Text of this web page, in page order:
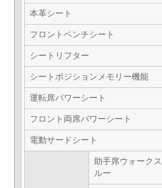
本革シート
フロントベンチシート
シートリフター
シートポジションメモリー機能
運転席パワーシート
フロント両席パワーシート
電動サードシート
助手席ウォークス
ルー